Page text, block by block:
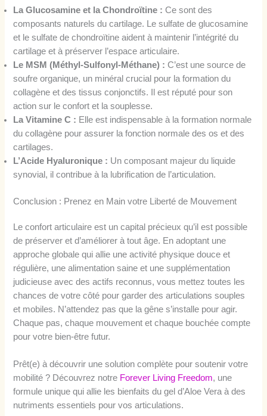
La Glucosamine et la Chondroïtine : Ce sont des
composants naturels du cartilage. Le sulfate de glucosamine
et le sulfate de chondroïtine aident à maintenir l’intégrité du
cartilage et à préserver l’espace articulaire.
Le MSM (Méthyl-Sulfonyl-Méthane) : C’est une source de
soufre organique, un minéral crucial pour la formation du
collagène et des tissus conjonctifs. Il est réputé pour son
action sur le confort et la souplesse.
La Vitamine C : Elle est indispensable à la formation normale
du collagène pour assurer la fonction normale des os et des
cartilages.
L’Acide Hyaluronique : Un composant majeur du liquide
synovial, il contribue à la lubrification de l’articulation.
Conclusion : Prenez en Main votre Liberté de Mouvement
Le confort articulaire est un capital précieux qu’il est possible
de préserver et d’améliorer à tout âge. En adoptant une
approche globale qui allie une activité physique douce et
régulière, une alimentation saine et une supplémentation
judicieuse avec des actifs reconnus, vous mettez toutes les
chances de votre côté pour garder des articulations souples
et mobiles. N’attendez pas que la gêne s’installe pour agir.
Chaque pas, chaque mouvement et chaque bouchée compte
pour votre bien-être futur.
Prêt(e) à découvrir une solution complète pour soutenir votre
mobilité ? Découvrez notre Forever Living Freedom, une
formule unique qui allie les bienfaits du gel d’Aloe Vera à des
nutriments essentiels pour vos articulations.